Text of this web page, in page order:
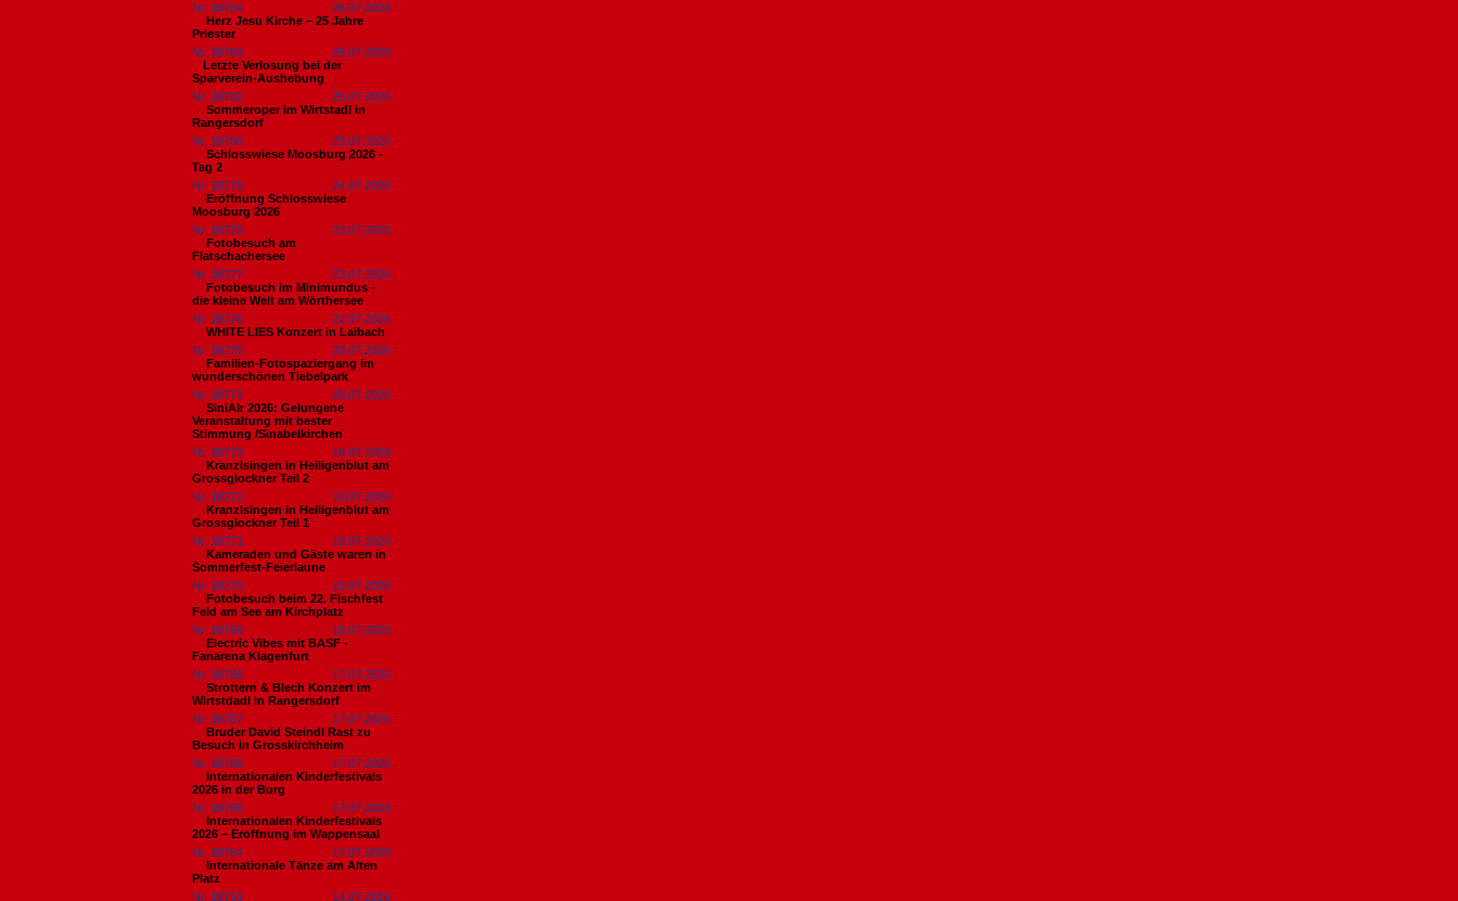
Nr. 18784
26.07.2026
Herz Jesu Kirche – 25 Jahre
Priester
Nr. 18783
25.07.2026
​Letzte Verlosung bei der
Sparverein-Aushebung
Nr. 18782
25.07.2026
Sommeroper im Wirtstadl in
Rangersdorf
Nr. 18780
25.07.2026
Schlosswiese Moosburg 2026 -
Tag 2
Nr. 18779
24.07.2026
Eröffnung Schlosswiese
Moosburg 2026
Nr. 18778
23.07.2026
Fotobesuch am
Flatschachersee
Nr. 18777
23.07.2026
Fotobesuch im Minimundus -
die kleine Welt am Wörthersee
Nr. 18776
22.07.2026
WHITE LIES Konzert in Laibach
Nr. 18775
20.07.2026
Familien-Fotospaziergang im
wunderschönen Tiebelpark
Nr. 18774
20.07.2026
SiniAir 2026: Gelungene
Veranstaltung mit bester
Stimmung /Sinabelkirchen
Nr. 18773
19.07.2026
Kranzlsingen in Heiligenblut am
Grossglockner Teil 2
Nr. 18772
19.07.2026
Kranzlsingen in Heiligenblut am
Grossglockner Teil 1
Nr. 18771
19.07.2026
Kameraden und Gäste waren in
Sommerfest-Feierlaune
Nr. 18770
18.07.2026
Fotobesuch beim 22. Fischfest
Feld am See am Kirchplatz
Nr. 18769
18.07.2026
Electric Vibes mit BASF -
Fanarena Klagenfurt
Nr. 18768
17.07.2026
Strottern & Blech Konzert im
Wirtstdadl in Rangersdorf
Nr. 18767
17.07.2026
Bruder David Steindl Rast zu
Besuch in Grosskirchheim
Nr. 18766
17.07.2026
Internationalen Kinderfestivals
2026 in der Burg
Nr. 18765
17.07.2026
Internationalen Kinderfestivals
2026 – Eröffnung im Wappensaal
Nr. 18764
17.07.2026
Internationale Tänze am Alten
Platz
Nr. 18763
14.07.2026